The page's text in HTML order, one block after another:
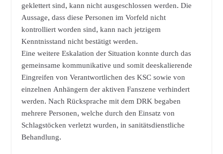
geklettert sind, kann nicht ausgeschlossen werden. Die
Aussage, dass diese Personen im Vorfeld nicht
kontrolliert worden sind, kann nach jetzigem
Kenntnisstand nicht bestätigt werden.
Eine weitere Eskalation der Situation konnte durch das
gemeinsame kommunikative und somit deeskalierende
Eingreifen von Verantwortlichen des KSC sowie von
einzelnen Anhängern der aktiven Fanszene verhindert
werden. Nach Rücksprache mit dem DRK begaben
mehrere Personen, welche durch den Einsatz von
Schlagstöcken verletzt wurden, in sanitätsdienstliche
Behandlung.